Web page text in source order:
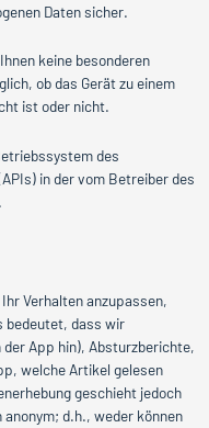
Daten sicher.
keine besonderen
ob das Gerät zu einem
ist oder nicht.
des
in der vom Betreiber des
Verhalten anzupassen,
bedeutet, dass wir
App hin), Absturzberichte,
welche Artikel gelesen
geschieht jedoch
d.h., weder können